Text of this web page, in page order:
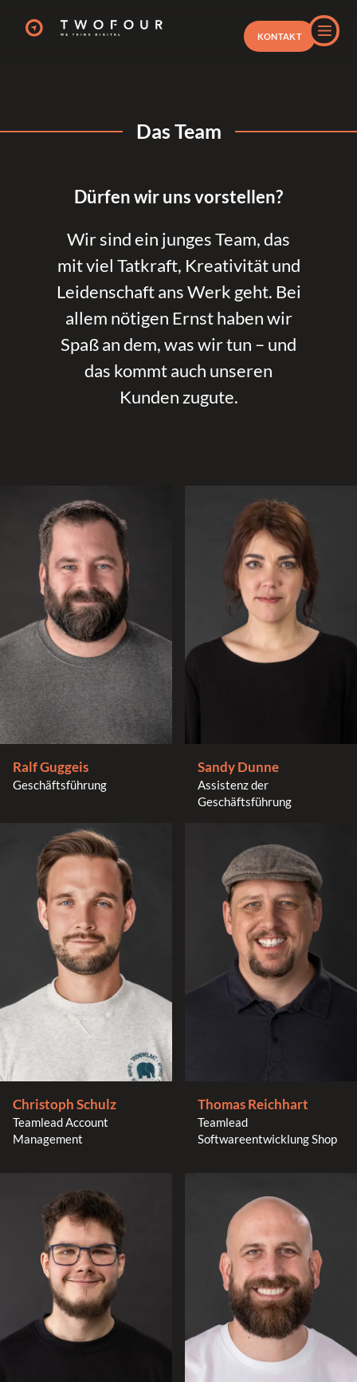
KONTAKT
Das Team
Dürfen wir uns vorstellen?
Wir sind ein junges Team, das
mit viel Tatkraft, Kreativität und
Leidenschaft ans Werk geht. Bei
allem nötigen Ernst haben wir
Spaß an dem, was wir tun – und
das kommt auch unseren
Kunden zugute.
Ralf Guggeis
Geschäftsführung
Sandy Dunne
Assistenz der
Geschäftsführung
Christoph Schulz
Teamlead Account
Management
Thomas Reichhart
Teamlead
Softwareentwicklung Shop